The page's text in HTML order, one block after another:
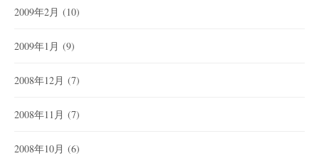
2009年2月 (10)
2009年1月 (9)
2008年12月 (7)
2008年11月 (7)
2008年10月 (6)